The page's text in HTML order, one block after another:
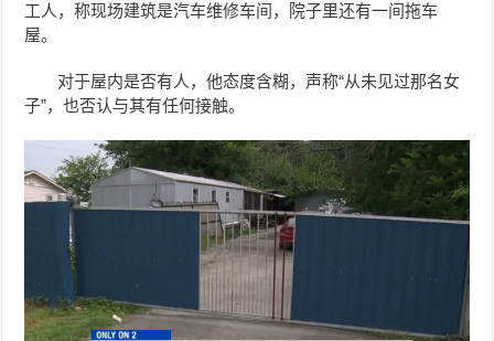
工人，称现场建筑是汽车维修车间，院子里还有一间拖车
屋。
对于屋内是否有人，他态度含糊，声称“从未见过那名女
子”，也否认与其有任何接触。